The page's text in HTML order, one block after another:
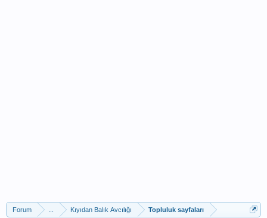
Forum Kıyıdan Balık Avcılığı Topluluk sayfaları